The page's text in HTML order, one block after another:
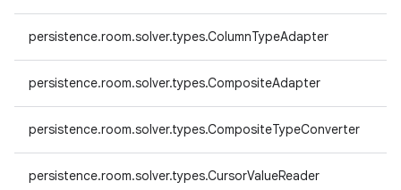
persistence.room.solver.types.ColumnTypeAdapter
persistence.room.solver.types.CompositeAdapter
persistence.room.solver.types.CompositeTypeConverter
persistence.room.solver.types.CursorValueReader